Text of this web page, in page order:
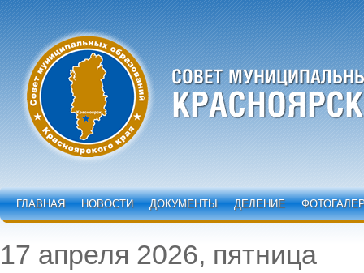
ГЛАВНАЯ НОВОСТИ ДОКУМЕНТЫ ДЕЛЕНИЕ
17 апреля 2026, пятница